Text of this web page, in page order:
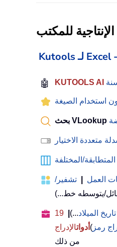
للمكتب
🤖
استخدام الصيغة
متعددة الاختيار
المتطابقة/المختلفة
العمل
تشفير/
الميلاد...)
19
أدواتالإدراج (
من ذلك